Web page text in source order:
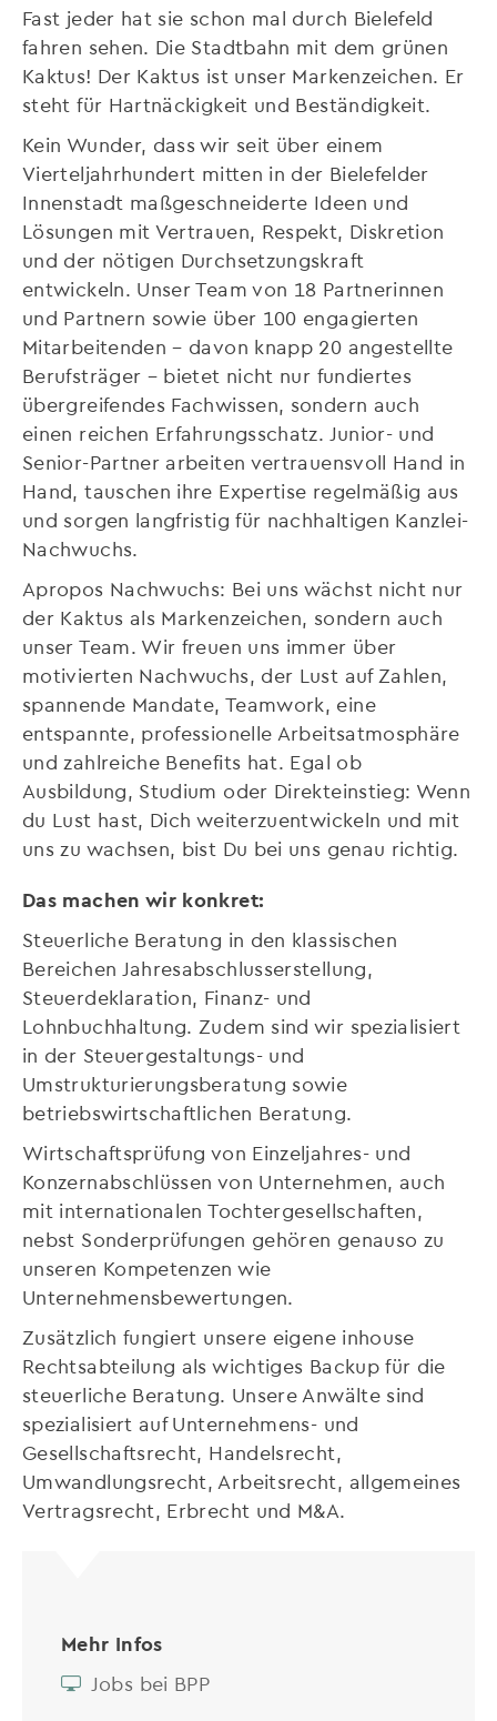
Fast jeder hat sie schon mal durch Bielefeld
fahren sehen. Die Stadtbahn mit dem grünen
Kaktus! Der Kaktus ist unser Markenzeichen. Er
steht für Hartnäckigkeit und Beständigkeit.
Kein Wunder, dass wir seit über einem
Vierteljahrhundert mitten in der Bielefelder
Innenstadt maßgeschneiderte Ideen und
Lösungen mit Vertrauen, Respekt, Diskretion
und der nötigen Durchsetzungskraft
entwickeln. Unser Team von 18 Partnerinnen
und Partnern sowie über 100 engagierten
Mitarbeitenden – davon knapp 20 angestellte
Berufsträger – bietet nicht nur fundiertes
übergreifendes Fachwissen, sondern auch
einen reichen Erfahrungsschatz. Junior- und
Senior-Partner arbeiten vertrauensvoll Hand in
Hand, tauschen ihre Expertise regelmäßig aus
und sorgen langfristig für nachhaltigen Kanzlei-
Nachwuchs.
Apropos Nachwuchs: Bei uns wächst nicht nur
der Kaktus als Markenzeichen, sondern auch
unser Team. Wir freuen uns immer über
motivierten Nachwuchs, der Lust auf Zahlen,
spannende Mandate, Teamwork, eine
entspannte, professionelle Arbeitsatmosphäre
und zahlreiche Benefits hat. Egal ob
Ausbildung, Studium oder Direkteinstieg: Wenn
du Lust hast, Dich weiterzuentwickeln und mit
uns zu wachsen, bist Du bei uns genau richtig.
Das machen wir konkret:
Steuerliche Beratung in den klassischen
Bereichen Jahresabschlusserstellung,
Steuerdeklaration, Finanz- und
Lohnbuchhaltung. Zudem sind wir spezialisiert
in der Steuergestaltungs- und
Umstrukturierungsberatung sowie
betriebswirtschaftlichen Beratung.
Wirtschaftsprüfung von Einzeljahres- und
Konzernabschlüssen von Unternehmen, auch
mit internationalen Tochtergesellschaften,
nebst Sonderprüfungen gehören genauso zu
unseren Kompetenzen wie
Unternehmensbewertungen.
Zusätzlich fungiert unsere eigene inhouse
Rechtsabteilung als wichtiges Backup für die
steuerliche Beratung. Unsere Anwälte sind
spezialisiert auf Unternehmens- und
Gesellschaftsrecht, Handelsrecht,
Umwandlungsrecht, Arbeitsrecht, allgemeines
Vertragsrecht, Erbrecht und M&A.
Mehr Infos
Jobs bei BPP